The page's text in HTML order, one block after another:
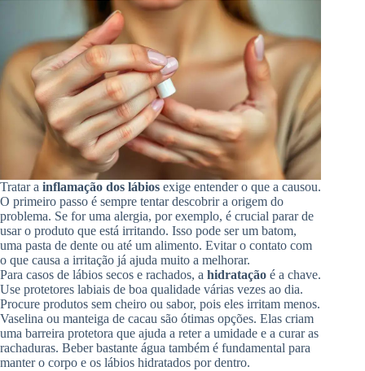
Tratar a inflamação dos lábios exige entender o que a causou.
O primeiro passo é sempre tentar descobrir a origem do
problema. Se for uma alergia, por exemplo, é crucial parar de
usar o produto que está irritando. Isso pode ser um batom,
uma pasta de dente ou até um alimento. Evitar o contato com
o que causa a irritação já ajuda muito a melhorar.
Para casos de lábios secos e rachados, a hidratação é a chave.
Use protetores labiais de boa qualidade várias vezes ao dia.
Procure produtos sem cheiro ou sabor, pois eles irritam menos.
Vaselina ou manteiga de cacau são ótimas opções. Elas criam
uma barreira protetora que ajuda a reter a umidade e a curar as
rachaduras. Beber bastante água também é fundamental para
manter o corpo e os lábios hidratados por dentro.